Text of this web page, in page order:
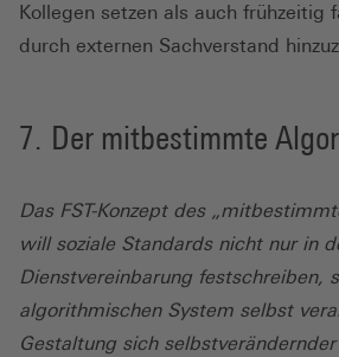
Kollegen setzen als auch frühzeitig
durch externen Sachverstand
Der mitbestimmte
Das FST-Konzept des
will soziale Standards nicht nur in
Dienstvereinbarung festschreiben,
algorithmischen System selbst
Gestaltung sich